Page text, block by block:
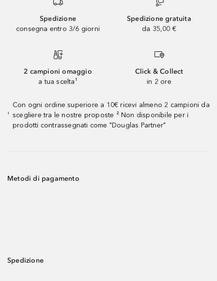
Spedizione
consegna entro 3/6 giorni
Spedizione gratuita
da 35,00 €
2 campioni omaggio
a tua scelta¹
Click & Collect
in 2 ore
¹
Con ogni ordine superiore a 10€ ricevi almeno 2 campioni da
scegliere tra le nostre proposte ² Non disponibile per i
prodotti contrassegnati come "Douglas Partner"
Metodi di pagamento
Spedizione